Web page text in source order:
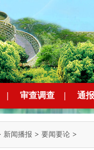
| 审查调查 | 通
新闻播报 > 要闻要论 >